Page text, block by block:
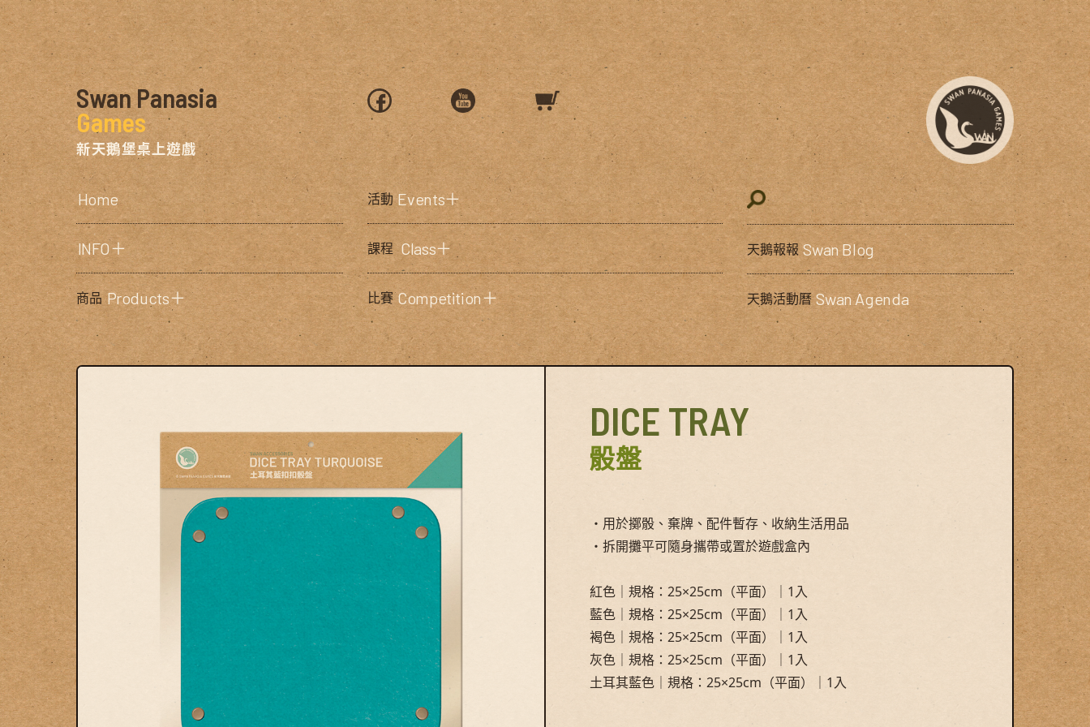
Swan Panasia
Games
新天鵝堡桌上遊戲
Home
INFO＋
商品 Products＋
活動Events＋
課程 Class＋
比賽Competition＋
天鵝報報 Swan Blog
天鵝活動曆Swan Agenda
DICE TRAY
骰盤
・用於擲骰、棄牌、配件暫存、收納生活用品
・拆開攤平可隨身攜帶或置於遊戲盒內
紅色｜規格：25×25cm（平面）｜1入
藍色｜規格：25×25cm（平面）｜1入
褐色｜規格：25×25cm（平面）｜1入
灰色｜規格：25×25cm（平面）｜1入
土耳其藍色｜規格：25×25cm（平面）｜1入